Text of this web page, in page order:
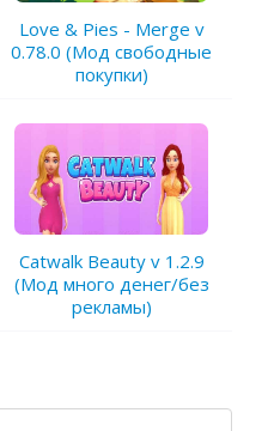
Love & Pies - Merge v
0.78.0 (Мод свободные
покупки)
Catwalk Beauty v 1.2.9
(Мод много денег/без
рекламы)